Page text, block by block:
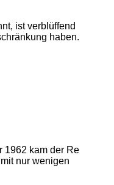
ist verblüffend
haben.
1962 kam der Re
nur wenigen